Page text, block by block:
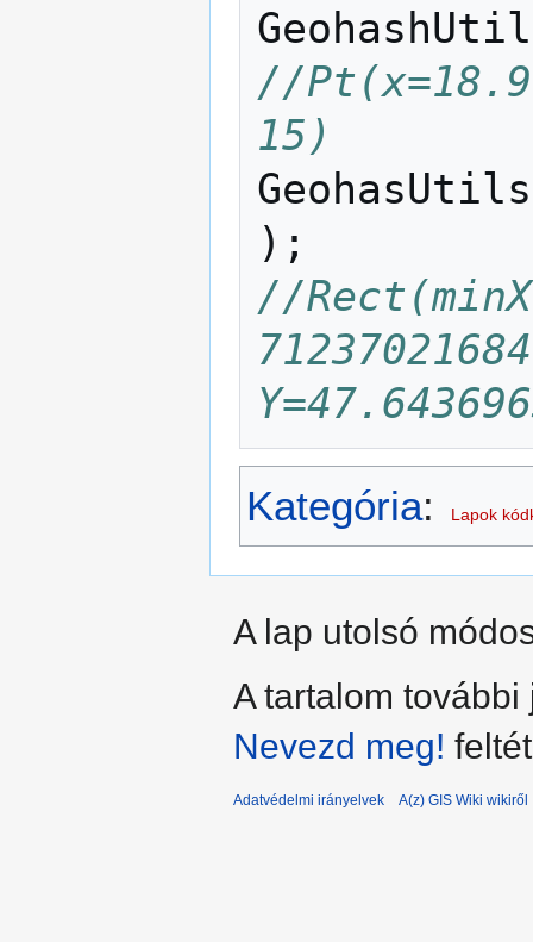
//
15)
GeohasUtils
);
//
Kategória: Lapok
A lap utolsó
A tartalom
Nevezd meg!
Adatvédelmi irányelvek A(z) GIS Wiki wikiről